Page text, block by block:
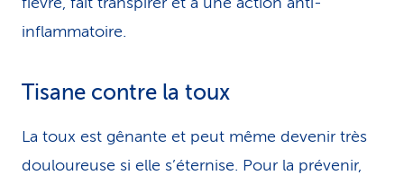
inflammatoire.
Tisane contre la toux
La toux est gênante et peut même devenir très
douloureuse si elle s’éternise. Pour la prévenir,